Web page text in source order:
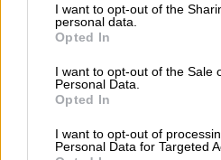
not limited to your visit or usage
grant or deny consent to Google
use your data for below specified
consent section.
I want to opt-out of the
personal data.
Opted In
I want to opt-out of the Sale
Personal Data.
Opted In
I want to opt-out of
Personal Data for Targeted
Κωνσταντινούπολη.
Απανεμιά» μαζί με τον
μόλις είχε κατέβει απ’
Λίγες μέρες αργότερα, ο
Παπαδόπουλος της